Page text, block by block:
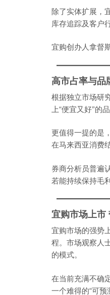
除了实体扩展，
库存追踪及客户
宜购创办人拿督
高市占率与品
根据独立市场研
上“便宜又好”的
更值得一提的是
在马来西亚消费
券商分析员普遍
若能持续保持毛
宜购市场上市
宜购市场的强势
程。市场观察人
的模式。
在当前充满不确
一个难得的“可预